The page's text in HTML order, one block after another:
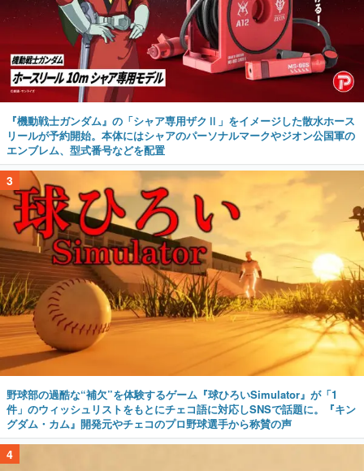
『機動戦士ガンダム』の「シャア専用ザクⅡ」をイメージした散水ホース
リールが予約開始。本体にはシャアのパーソナルマークやジオン公国軍の
エンブレム、型式番号などを配置
3
野球部の過酷な“補欠”を体験するゲーム『球ひろいSimulator』が「1
件」のウィッシュリストをもとにチェコ語に対応しSNSで話題に。『キン
グダム・カム』開発元やチェコのプロ野球選手から称賛の声
4